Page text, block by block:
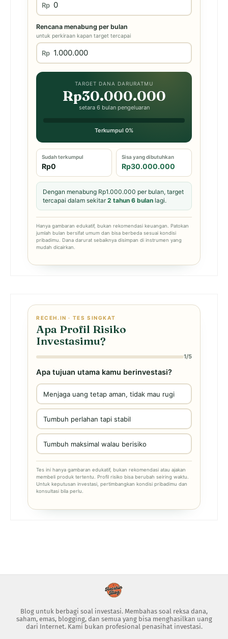
Rp
Rencana menabung per bulan
untuk perkiraan kapan target tercapai
Rp
TARGET DANA DARURATMU
Rp30.000.000
setara 6 bulan pengeluaran
Terkumpul 0%
Sudah terkumpul
Rp0
Sisa yang dibutuhkan
Rp30.000.000
Dengan menabung Rp1.000.000 per bulan, target
tercapai dalam sekitar2 tahun 6 bulan lagi.
Hanya gambaran edukatif, bukan rekomendasi keuangan. Patokan
jumlah bulan bersifat umum dan bisa berbeda sesuai kondisi
pribadimu. Dana darurat sebaiknya disimpan di instrumen yang
mudah dicairkan.
RECEH.IN · TES SINGKAT
Apa Profil Risiko
Investasimu?
1/5
Apa tujuan utama kamu berinvestasi?
Menjaga uang tetap aman, tidak mau rugi
Tumbuh perlahan tapi stabil
Tumbuh maksimal walau berisiko
Tes ini hanya gambaran edukatif, bukan rekomendasi atau ajakan
membeli produk tertentu. Profil risiko bisa berubah seiring waktu.
Untuk keputusan investasi, pertimbangkan kondisi pribadimu dan
konsultasi bila perlu.
Blog untuk berbagi soal investasi. Membahas soal reksa dana,
saham, emas, blogging, dan semua yang bisa menghasilkan uang
dari Internet. Kami bukan profesional penasihat investasi.